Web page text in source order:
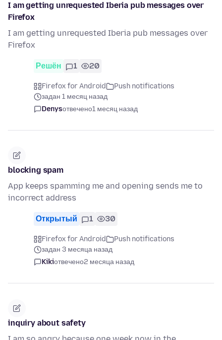
I am getting unrequested Iberia pub messages over
Firefox
I am getting unrequested Iberia pub messages over
Firefox
Решён 1 20
Firefox for Android
Push notifications
задан 1 месяц назад
Denysотвечено1 месяц назад
blocking spam
App keeps spamming me and opening sends me to
incorrect address
Открытый 1 30
Firefox for Android
Push notifications
задан 3 месяца назад
Kikiотвечено2 месяца назад
inquiry about safety